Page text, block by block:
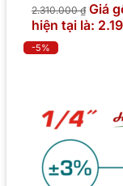
2.310.000₫ Giá
hiện tại là:
-5%